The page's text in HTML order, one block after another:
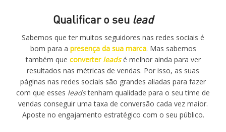
Qualificar o seu lead
Sabemos que ter muitos seguidores nas redes sociais é
bom para a presença da sua marca. Mas sabemos
também que converter leadsé melhor ainda para ver
resultados nas métricas de vendas. Por isso, as suas
páginas nas redes sociais são grandes aliadas para fazer
com que esses leadstenham qualidade para o seu time de
vendas conseguir uma taxa de conversão cada vez maior.
Aposte no engajamento estratégico com o seu público.